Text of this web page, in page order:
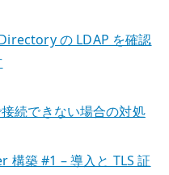
の LDAP を確認
続できない場合の対処
築 #1 – 導入と TLS 証